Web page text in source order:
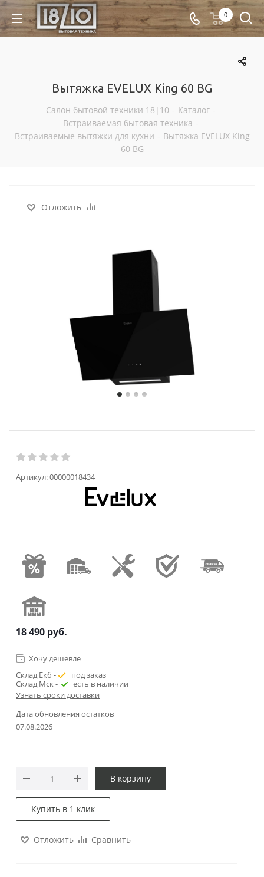
0
Вытяжка EVELUX King 60 BG
Салон бытовой техники 18|10 - Каталог -
Встраиваемая бытовая техника -
Встраиваемые вытяжки для кухни - Вытяжка EVELUX King
60 BG
Отложить
Артикул:00000018434
18 490 руб.
Хочу дешевле
Склад Екб -
под заказ
Склад Мск -
есть в наличии
Узнать сроки доставки
Дата обновления остатков
07.08.2026
В корзину
Купить в 1 клик
Отложить Сравнить